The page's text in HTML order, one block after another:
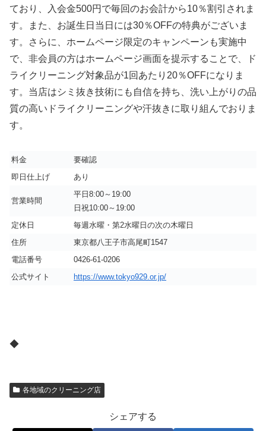
ており、入会金500円で毎回のお会計から10％割引されま
す。また、お誕生日当日には30％OFFの特典がございま
す。さらに、ホームページ限定のキャンペーンも実施中
で、非会員の方はホームページ画面を提示することで、ド
ライクリーニング対象品が1回あたり20％OFFになりま
す。当店はシミ抜き技術にも自信を持ち、洗い上がりの品
質の高いドライクリーニングや汗抜きに取り組んでおりま
す。
料金
要確認
即日仕上げ
あり
営業時間
平日8:00～19:00
日祝10:00～19:00
定休日
毎週水曜・第2水曜日の次の木曜日
住所
東京都八王子市高尾町1547
電話番号
0426-61-0206
公式サイト
https://www.tokyo929.or.jp/
◆
各地域のクリーニング店
シェアする